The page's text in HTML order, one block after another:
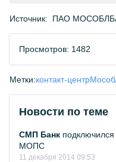
Источник: ПАО
Просмотров: 1482
Метки:контакт-центр
Новости по теме
СМП Банк
МОПС
11 декабря 2014 09:53